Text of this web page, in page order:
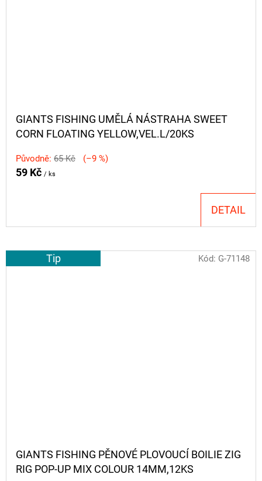
GIANTS FISHING UMĚLÁ NÁSTRAHA SWEET
CORN FLOATING YELLOW,VEL.L/20KS
Původně: 65 Kč (–9 %)
59 Kč / ks
DETAIL
Tip
GIANTS FISHING PĚNOVÉ PLOVOUCÍ BOILIE ZIG
RIG POP-UP MIX COLOUR 14MM,12KS
Kód: G-71148